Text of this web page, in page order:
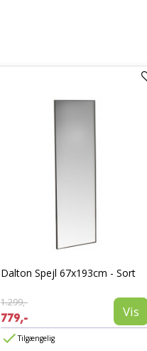
Dalton Spejl 67x193cm - Sort
1.299,-
779,- Vis
Tilgængelig